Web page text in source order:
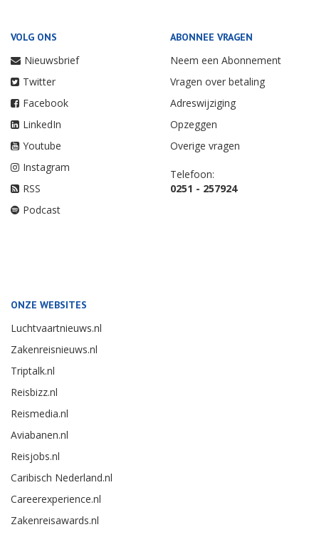
VOLG ONS
Nieuwsbrief
Twitter
Facebook
LinkedIn
Youtube
Instagram
RSS
Podcast
ABONNEE VRAGEN
Neem een Abonnement
Vragen over betaling
Adreswijziging
Opzeggen
Overige vragen
Telefoon:
0251 - 257924
ONZE WEBSITES
Luchtvaartnieuws.nl
Zakenreisnieuws.nl
Triptalk.nl
Reisbizz.nl
Reismedia.nl
Aviabanen.nl
Reisjobs.nl
Caribisch Nederland.nl
Careerexperience.nl
Zakenreisawards.nl